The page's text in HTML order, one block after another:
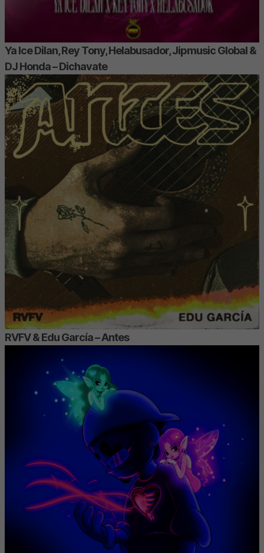
Ya Ice Dilan, Rey Tony, Helabusador, Jipmusic Global &
DJ Honda – Dichavate
RVFV & Edu García – Antes